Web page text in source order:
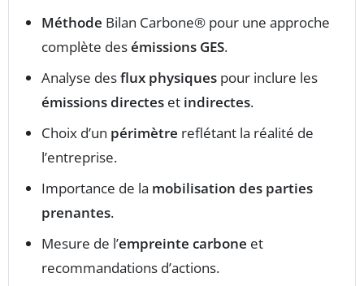
Méthode Bilan Carbone® pour une approche
complète desémissions GES.
Analyse desflux physiques pour inclure les
émissions directes et indirectes.
Choix d’un périmètre reflétant la réalité de
l’entreprise.
Importance de la mobilisation des parties
prenantes.
Mesure de l’empreinte carbone et
recommandations d’actions.